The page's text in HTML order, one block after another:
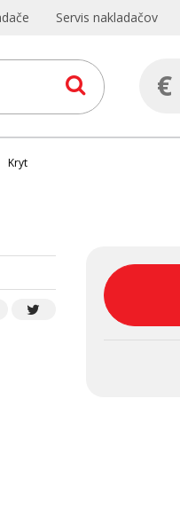
€
Servis nakladačov
Kryt